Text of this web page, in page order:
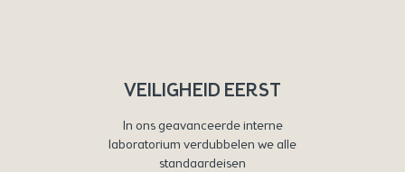
VEILIGHEID EERST
In ons geavanceerde interne
laboratorium verdubbelen we alle
standaardeisen